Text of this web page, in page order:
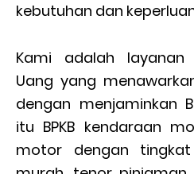
kebutuhan dan
Kami adalah
Uang yang
dengan menjaminkan
itu BPKB kendaraan
motor dengan